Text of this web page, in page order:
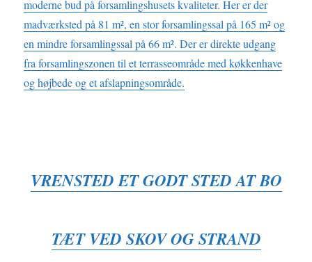
moderne bud på forsamlingshusets kvaliteter. Her er der
madværksted på 81 m², en stor forsamlingssal på 165 m² og
en mindre forsamlingssal på 66 m². Der er direkte udgang
fra forsamlingszonen til et terrasseområde med køkkenhave
og højbede og et afslapningsområde.
VRENSTED ET GODT STED AT BO
TÆT VED SKOV OG STRAND